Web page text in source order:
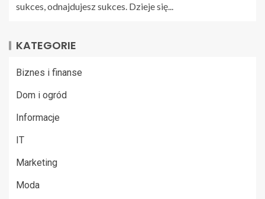
sukces, odnajdujesz sukces. Dzieje się...
KATEGORIE
Biznes i finanse
Dom i ogród
Informacje
IT
Marketing
Moda